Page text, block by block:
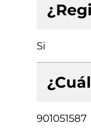
Si
901051587